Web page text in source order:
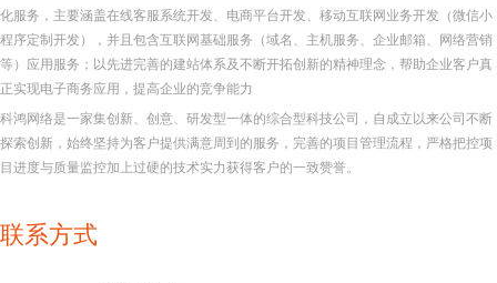
化服务，主要涵盖在线客服系统开发、电商平台开发、移动互联网业务开发（微信小
程序定制开发），并且包含互联网基础服务（域名、主机服务、企业邮箱、网络营销
等）应用服务；以先进完善的建站体系及不断开拓创新的精神理念，帮助企业客户真
正实现电子商务应用，提高企业的竞争能力
科鸿网络是一家集创新、创意、研发型一体的综合型科技公司，自成立以来公司不断
探索创新，始终坚持为客户提供满意周到的服务，完善的项目管理流程，严格把控项
目进度与质量监控加上过硬的技术实力获得客户的一致赞誉。
联系方式